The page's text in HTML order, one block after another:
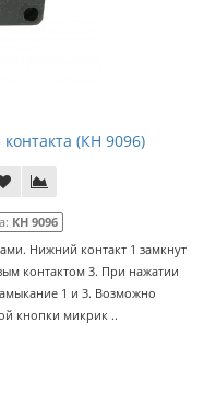
(КН 9096)
КН 9096
Нижний контакт 1 замкнут
контактом 3. При нажатии
1 и 3. Возможно
кнопки микрик ..